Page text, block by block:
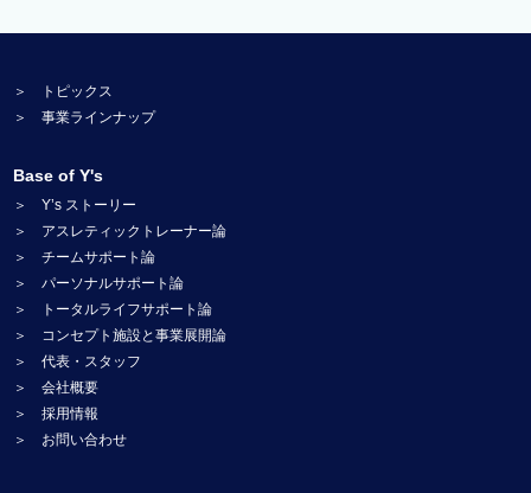
＞ トピックス
＞ 事業ラインナップ
Base of Y's
＞ Y’s ストーリー
＞ アスレティックトレーナー論
＞ チームサポート論
＞ パーソナルサポート論
＞ トータルライフサポート論
＞ コンセプト施設と事業展開論
＞ 代表・スタッフ
＞ 会社概要
＞ 採用情報
＞ お問い合わせ